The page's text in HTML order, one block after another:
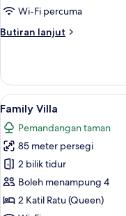
Wi-Fi percuma
Butiran lanjut
Butiran
Double
Room
Lihat
semua
foto
untuk
Family
Villa
1
Family Villa
Pemandangan taman
85 meter persegi
2 bilik tidur
Boleh menampung 4
2 Katil Ratu (Queen)